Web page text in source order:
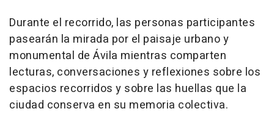
Durante el recorrido, las personas participantes
pasearán la mirada por el paisaje urbano y
monumental de Ávila mientras comparten
lecturas, conversaciones y reflexiones sobre los
espacios recorridos y sobre las huellas que la
ciudad conserva en su memoria colectiva.